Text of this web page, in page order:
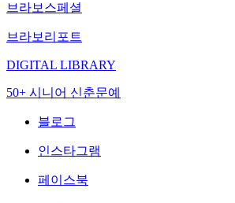
브라보스페셜
브라보리포트
DIGITAL LIBRARY
50+ 시니어 신춘문예
블로그
인스타그램
페이스북